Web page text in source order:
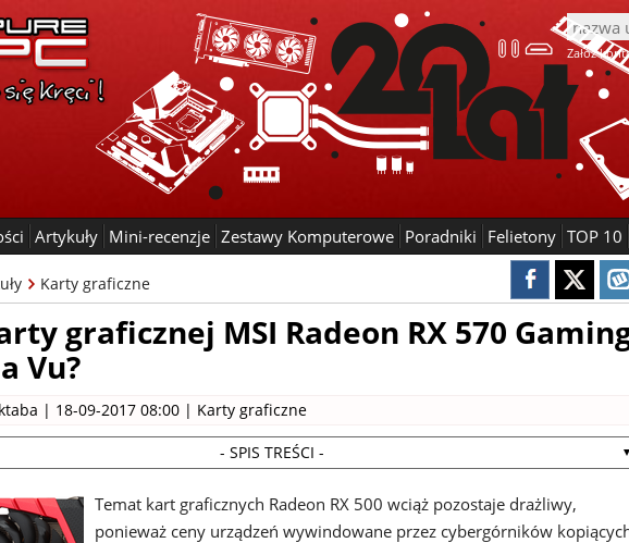
Załóż
Artykuły Mini-recenzje Zestawy Komputerowe Poradniki Felietony TOP 10
Karty graficzne
graficznej MSI Radeon RX 570
Vu?
| 18-09-2017 08:00 | Karty graficzne
- SPIS TREŚCI -
Temat kart graficznych Radeon RX 500 wciąż pozostaje drażliwy,
ponieważ ceny urządzeń wywindowane przez cybergórników